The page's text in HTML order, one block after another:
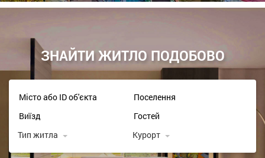
ЗНАЙТИ ЖИТЛО ПОДОБОВО
Тип житла Курорт